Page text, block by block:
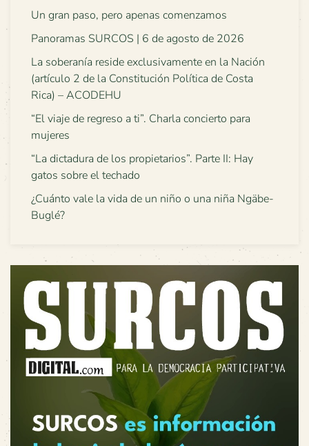
Un gran paso, pero apenas comenzamos
Panoramas SURCOS | 6 de agosto de 2026
La soberanía reside exclusivamente en la Nación
(artículo 2 de la Constitución Política de Costa
Rica) – ACODEHU
“El viaje de regreso a ti”. Charla concierto para
mujeres
“La dictadura de los propietarios”. Parte II: Hay
gatos sobre el techado
¿Cuánto vale la vida de un niño o una niña Ngäbe-
Buglé?